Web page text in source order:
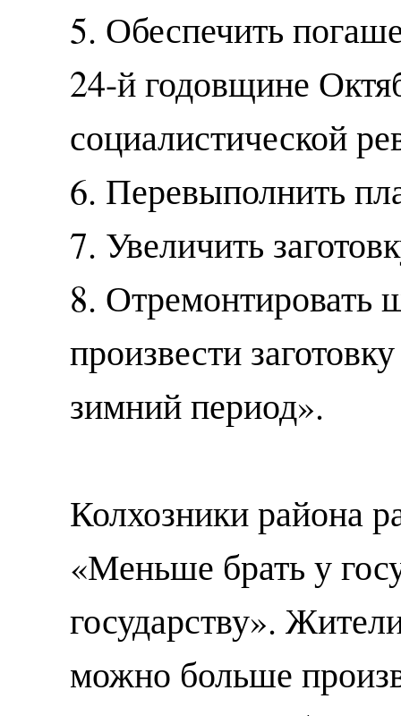
5. Обеспечить
24-й годовщине
социалистической
6. Перевыполнить
7. Увеличить
8. Отремонтировать
произвести
зимний период».
Колхозники района
«Меньше брать у
государству».
можно больше